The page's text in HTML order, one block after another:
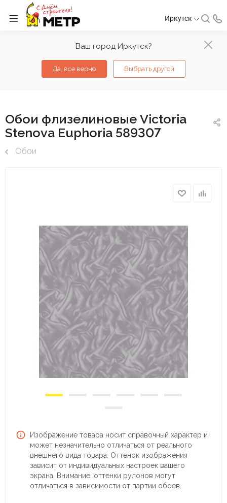
Ваш город Иркутск?
Да, все верно Выбрать другой
Иркутск
Обои флизелиновые Victoria
Stenova Euphoria 589307
Обои
Изображение товара носит справочный характер и
может незначительно отличаться от реального
внешнего вида товара. Оттенок изображения
зависит от индивидуальных настроек вашего
экрана. Внимание: оттенки рулонов могут
отличаться в зависимости от партии обоев.